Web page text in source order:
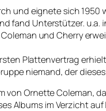
und eignete sich
fand Unterstützer. u.a.
und Cherry
Plattenvertrag
niemand, der
von Ornette Coleman,
Albums im Verzicht